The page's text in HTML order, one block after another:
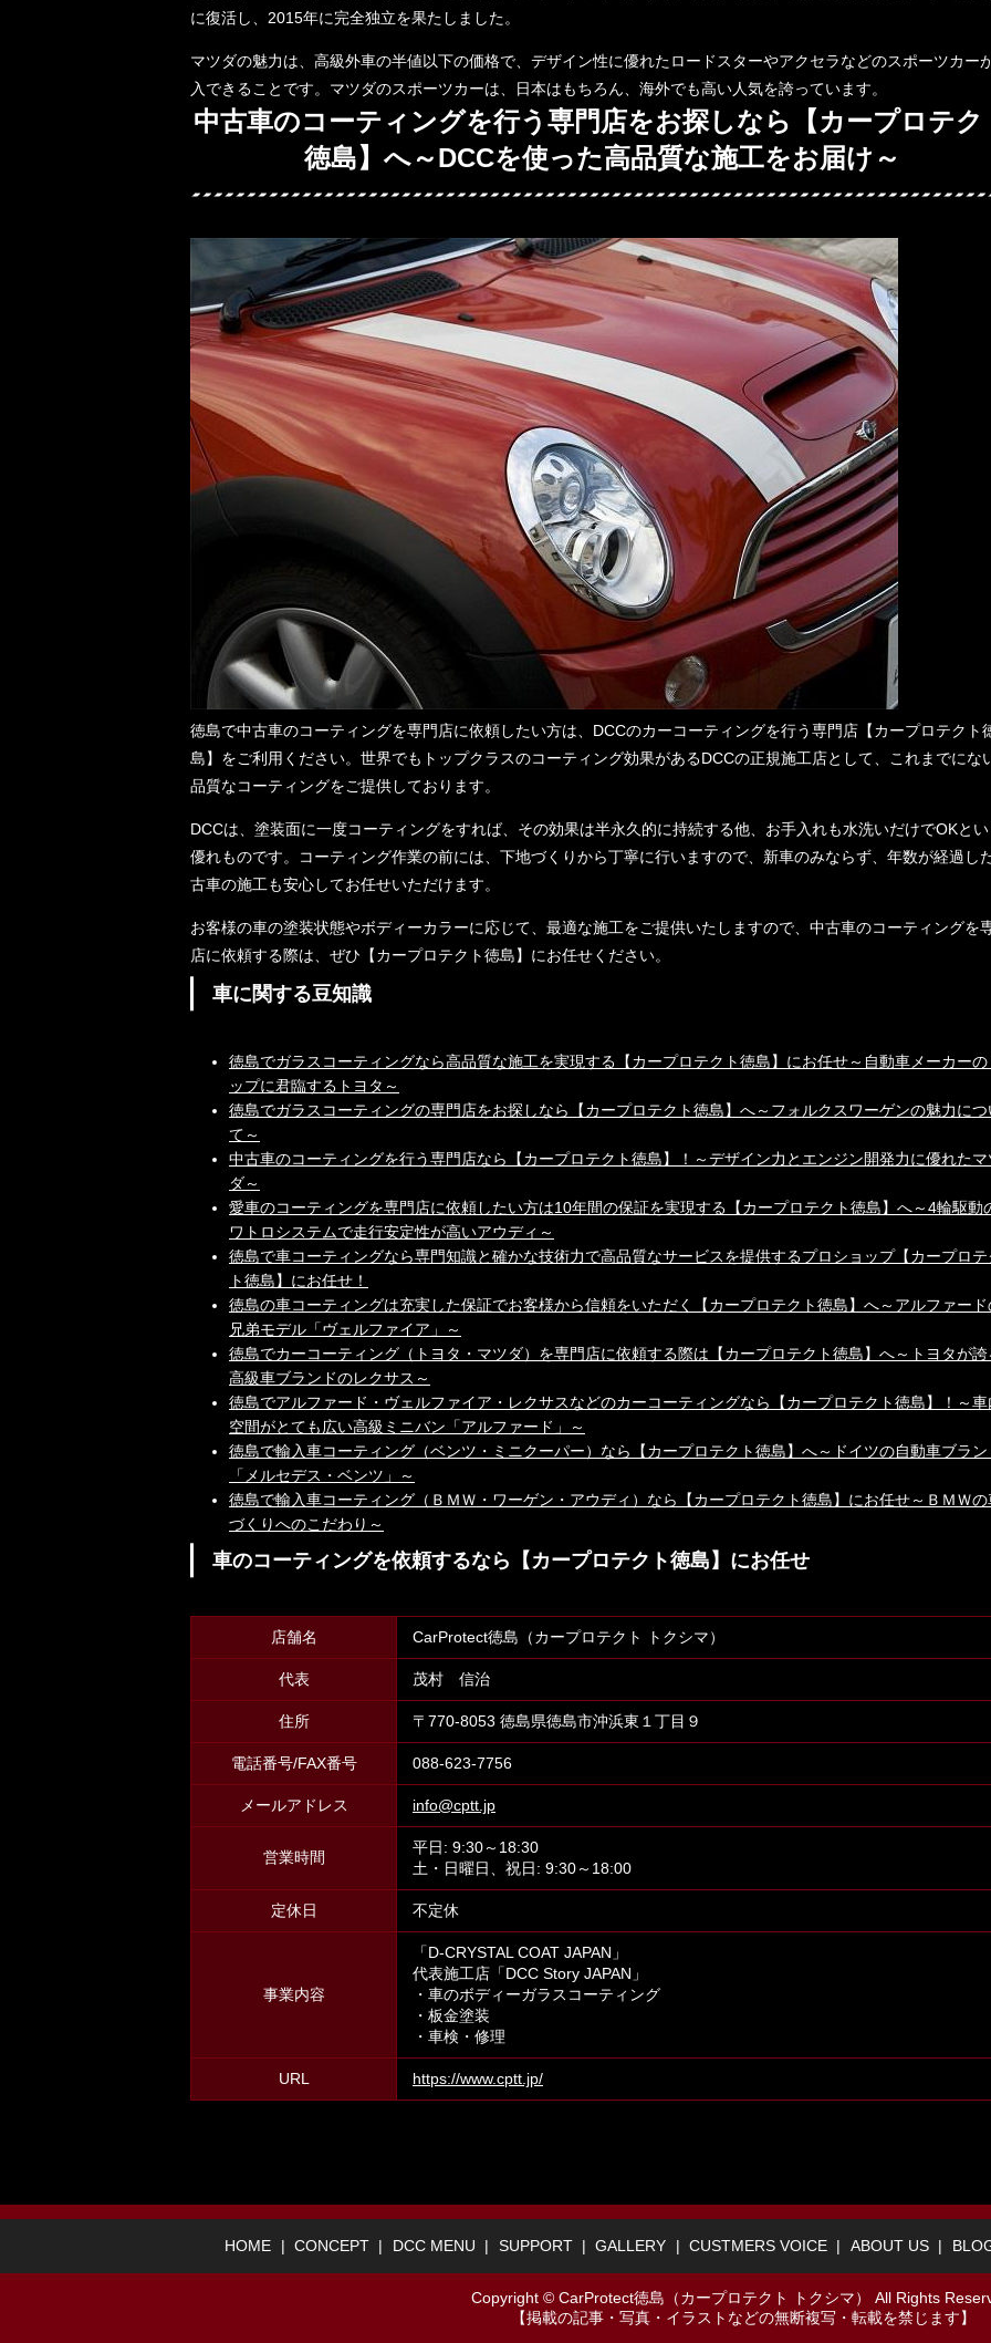
に復活し、2015年に完全独立を果たしました。
マツダの魅力は、高級外車の半値以下の価格で、デザイン性に優れたロードスターやアクセラなどのスポーツカー
入できることです。マツダのスポーツカーは、日本はもちろん、海外でも高い人気を誇っています。
中古車のコーティングを行う専門店をお探しなら【カープロテク
徳島】へ～DCCを使った高品質な施工をお届け～
徳島で中古車のコーティングを専門店に依頼したい方は、DCCのカーコーティングを行う専門店【カープロテクト
島】をご利用ください。世界でもトップクラスのコーティング効果があるDCCの正規施工店として、これまでにな
品質なコーティングをご提供しております。
DCCは、塗装面に一度コーティングをすれば、その効果は半永久的に持続する他、お手入れも水洗いだけでOKとい
優れものです。コーティング作業の前には、下地づくりから丁寧に行いますので、新車のみならず、年数が経過し
古車の施工も安心してお任せいただけます。
お客様の車の塗装状態やボディーカラーに応じて、最適な施工をご提供いたしますので、中古車のコーティングを
店に依頼する際は、ぜひ【カープロテクト徳島】にお任せください。
車に関する豆知識
徳島でガラスコーティングなら高品質な施工を実現する【カープロテクト徳島】にお任せ～自動車メーカーの
ップに君臨するトヨタ～
徳島でガラスコーティングの専門店をお探しなら【カープロテクト徳島】へ～フォルクスワーゲンの魅力につ
て～
中古車のコーティングを行う専門店なら【カープロテクト徳島】！～デザイン力とエンジン開発力に優れたマ
ダ～
愛車のコーティングを専門店に依頼したい方は10年間の保証を実現する【カープロテクト徳島】へ～4輪駆動
ワトロシステムで走行安定性が高いアウディ～
徳島で車コーティングなら専門知識と確かな技術力で高品質なサービスを提供するプロショップ【カープロテ
ト徳島】にお任せ！
徳島の車コーティングは充実した保証でお客様から信頼をいただく【カープロテクト徳島】へ～アルファード
兄弟モデル「ヴェルファイア」～
徳島でカーコーティング（トヨタ・マツダ）を専門店に依頼する際は【カープロテクト徳島】へ～トヨタが誇
高級車ブランドのレクサス～
徳島でアルファード・ヴェルファイア・レクサスなどのカーコーティングなら【カープロテクト徳島】！～車
空間がとても広い高級ミニバン「アルファード」～
徳島で輸入車コーティング（ベンツ・ミニクーパー）なら【カープロテクト徳島】へ～ドイツの自動車ブラン
「メルセデス・ベンツ」～
徳島で輸入車コーティング（ＢＭＷ・ワーゲン・アウディ）なら【カープロテクト徳島】にお任せ～ＢＭＷの
づくりへのこだわり～
車のコーティングを依頼するなら【カープロテクト徳島】にお任せ
店舗名 CarProtect徳島（カープロテクト トクシマ）
代表 茂村 信治
住所 〒770-8053 徳島県徳島市沖浜東１丁目９
電話番号/FAX番号 088-623-7756
メールアドレス info@cptt.jp
営業時間
平日: 9:30～18:30
土・日曜日、祝日: 9:30～18:00
定休日 不定休
事業内容
「D-CRYSTAL COAT JAPAN」
代表施工店「DCC Story JAPAN」
・車のボディーガラスコーティング
・板金塗装
・車検・修理
URL https://www.cptt.jp/
HOME CONCEPT DCC MENU SUPPORT GALLERY CUSTMERS VOICE ABOUT US
Copyright © CarProtect徳島（カープロテクト トクシマ） All Rights
【掲載の記事・写真・イラストなどの無断複写・転載を禁じます】